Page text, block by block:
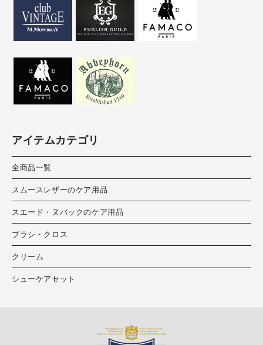
アイテムカテゴリ
全商品一覧
スムースレザーのケア用品
スエード・ヌバックのケア用品
ブラシ・クロス
クリーム
シューケアセット